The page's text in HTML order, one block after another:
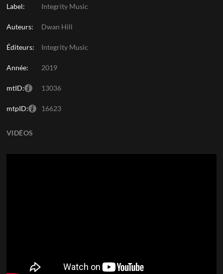
Label: Integrity Music
Auteurs: Dwan Hill
Éditeurs: Integrity Music
Année: 2019
mtID: 13036
mtpID: 16623
VIDÉOS